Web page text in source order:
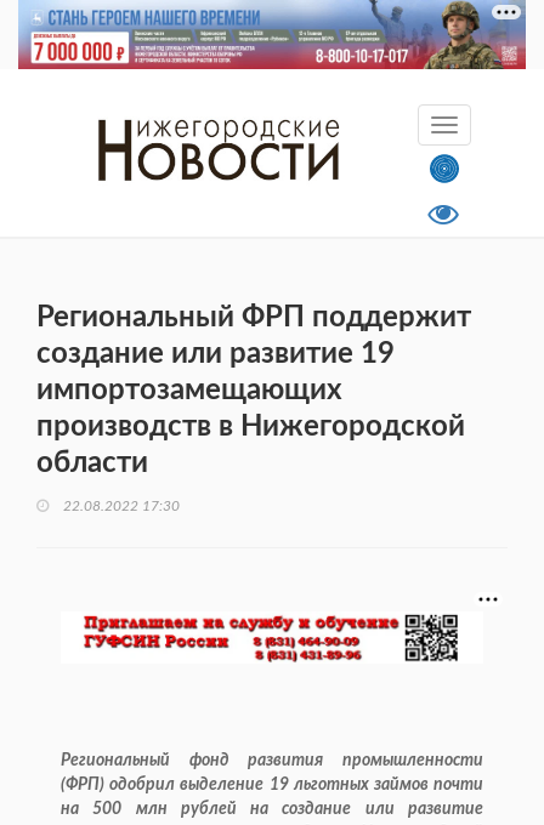
Региональный ФРП поддержит
создание или развитие 19
импортозамещающих
производств в Нижегородской
области
22.08.2022 17:30
Региональный фонд развития промышленности
(ФРП) одобрил выделение 19 льготных займов почти
на 500 млн рублей на создание или развитие